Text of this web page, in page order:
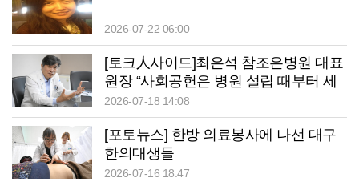
2026-07-22 06:00
[토크人사이드]최은석 참조은병원 대표
원장 “사회공헌은 병원 설립 때부터 세
운 약속”
2026-07-18 14:08
[포토뉴스] 한방 의료봉사에 나선 대구
한의대생들
2026-07-16 18:47